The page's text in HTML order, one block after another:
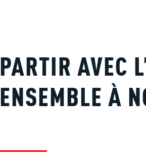
PARTIR AVEC
ENSEMBLE À